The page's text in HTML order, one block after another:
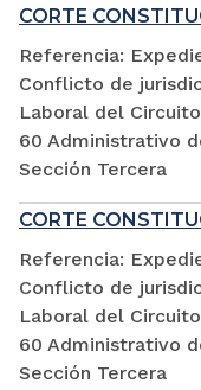
CORTE
Referencia:
Conflicto de
Laboral del
60 Administrativo
Sección Tercera
CORTE
Referencia:
Conflicto de
Laboral del
60 Administrativo
Sección Tercera